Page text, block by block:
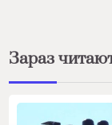
Зараз